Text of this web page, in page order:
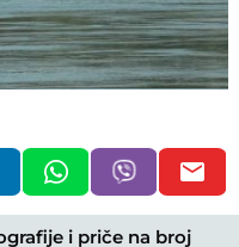
i priče na broj